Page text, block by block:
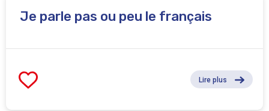
Je parle pas ou peu le français
Lire plus